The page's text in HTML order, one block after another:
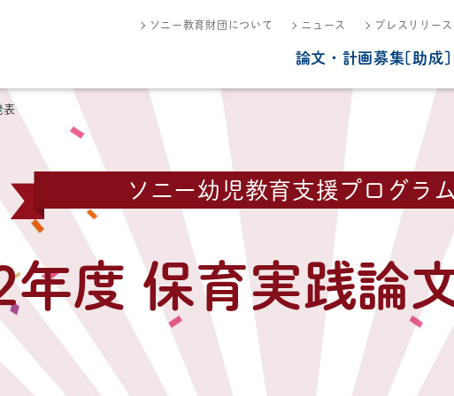
論文・計画募集[助成]
ソニー教育財団について ニュース プレスリリース
表
ソニー幼児教育支援プログラム
年度 保育実践論